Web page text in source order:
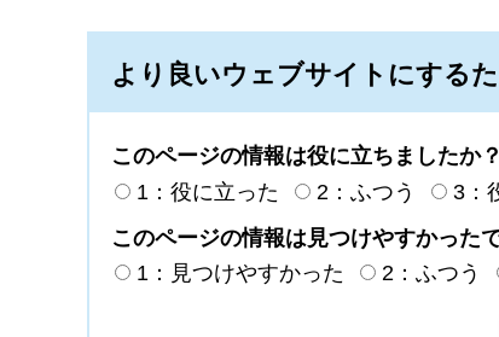
より良いウェブサイトにする
このページの情報は役に立ちましたか？
1：役に立った
2：ふつう
3：
このページの情報は見つけやすかった
1：見つけやすかった
2：ふつう